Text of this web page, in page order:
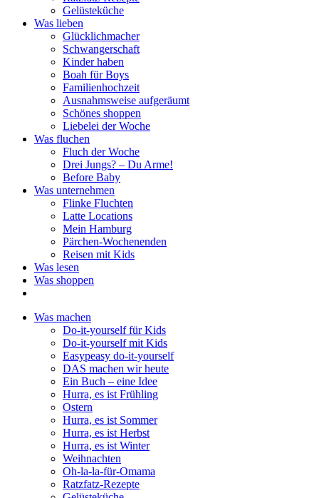
Gelüsteküche
Was lieben
Glücklichmacher
Schwangerschaft
Kinder haben
Boah für Boys
Familienhochzeit
Ausnahmsweise aufgeräumt
Schönes shoppen
Liebelei der Woche
Was fluchen
Fluch der Woche
Drei Jungs? – Du Arme!
Before Baby
Was unternehmen
Flinke Fluchten
Latte Locations
Mein Hamburg
Pärchen-Wochenenden
Reisen mit Kids
Was lesen
Was shoppen
Was machen
Do-it-yourself für Kids
Do-it-yourself mit Kids
Easypeasy do-it-yourself
DAS machen wir heute
Ein Buch – eine Idee
Hurra, es ist Frühling
Ostern
Hurra, es ist Sommer
Hurra, es ist Herbst
Hurra, es ist Winter
Weihnachten
Oh-la-la-für-Omama
Ratzfatz-Rezepte